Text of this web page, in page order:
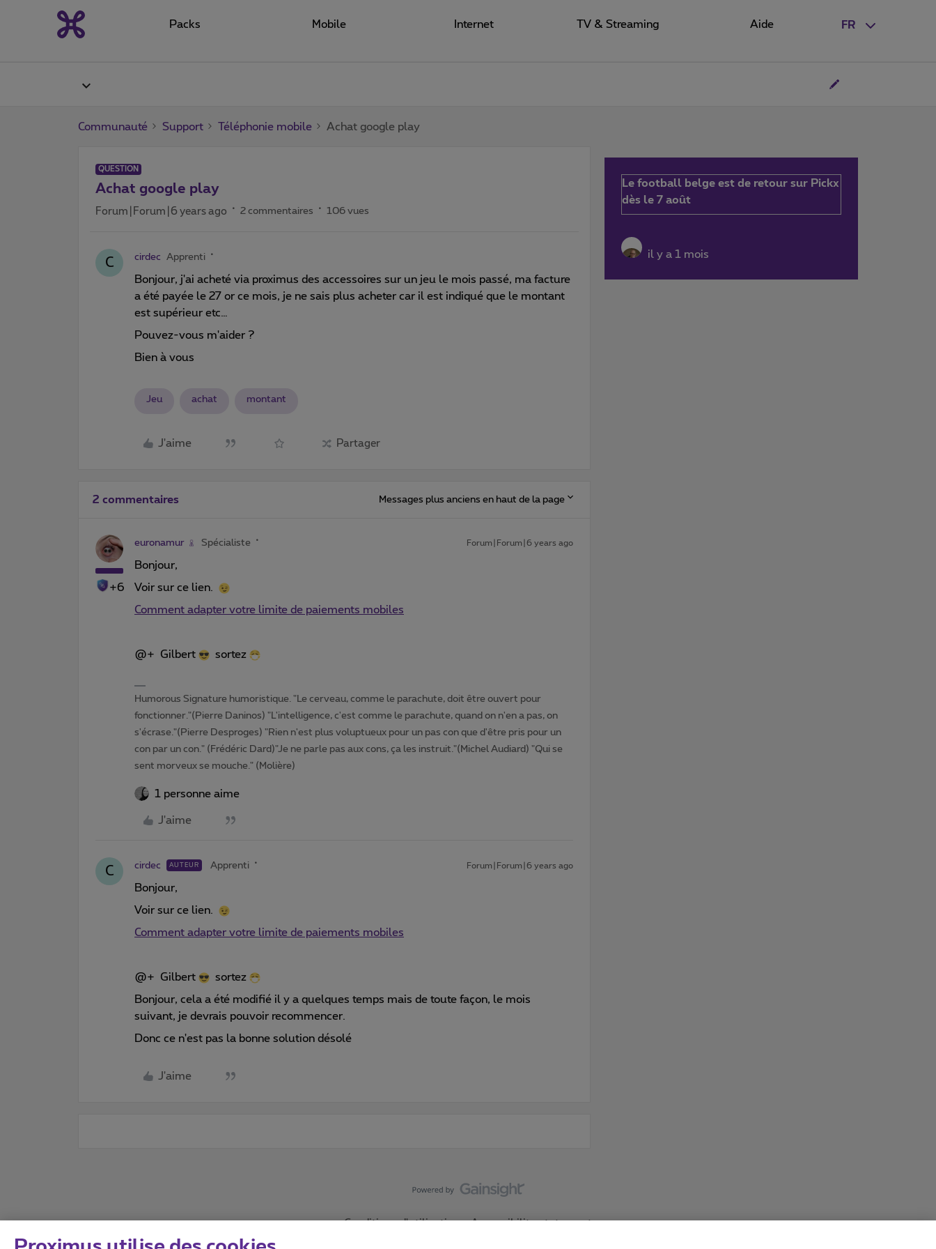
FR
Packs Mobile Internet TV & Streaming Aide
Communauté Support Téléphonie mobile Achat google play
QUESTION
Achat google play
Forum|Forum|6 years ago 2 commentaires 106 vues
C cirdec Apprenti
Bonjour, j'ai acheté via proximus des accessoires sur un jeu le mois passé, ma facture
a été payée le 27 or ce mois, je ne sais plus acheter car il est indiqué que le montant
est supérieur etc…
Pouvez-vous m'aider ?
Bien à vous
Jeu achat montant
J'aime Partager
2 commentaires Messages plus anciens en haut de la page
+6
euronamur Spécialiste Forum|Forum|6 years ago
Bonjour,
Voir sur ce lien.
Comment adapter votre limite de paiements mobiles
@+ Gilbert sortez
Humorous Signature humoristique. "Le cerveau, comme le parachute, doit être ouvert pour
fonctionner."(Pierre Daninos) "L'intelligence, c'est comme le parachute, quand on n'en a pas, on
s'écrase."(Pierre Desproges) "Rien n'est plus voluptueux pour un pas con que d'être pris pour un
con par un con." (Frédéric Dard)"Je ne parle pas aux cons, ça les instruit."(Michel Audiard) "Qui se
sent morveux se mouche." (Molière)
1 personne aime
J'aime
C cirdec AUTEUR Apprenti Forum|Forum|6 years ago
Bonjour,
Voir sur ce lien.
Comment adapter votre limite de paiements mobiles
@+ Gilbert
sortez
Bonjour, cela a été modifié il y a quelques temps mais de toute façon, le mois
suivant, je devrais pouvoir recommencer.
Donc ce n'est pas la bonne solution désolé
J'aime
Le football belge est de retour sur Pickx
dès le 7 août
il y a 1 mois
Conditions d'utilisation Accessibility statement